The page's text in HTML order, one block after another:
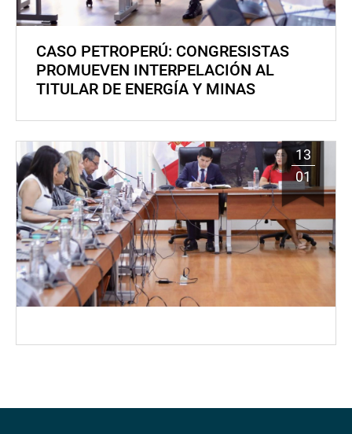
CASO PETROPERÚ: CONGRESISTAS
PROMUEVEN INTERPELACIÓN AL
TITULAR DE ENERGÍA Y MINAS
13
01